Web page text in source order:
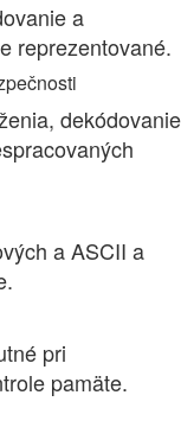
a
reprezentované.
dekódovanie
a ASCII a
pri
pamäte.